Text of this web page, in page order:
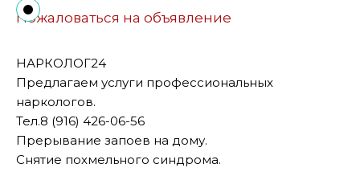
Пожаловаться на объявление
НАРКОЛОГ24
Предлагаем услуги профессиональных
наркологов.
Тел.8 (916) 426-06-56
Прерывание запоев на дому.
Снятие похмельного синдрома.